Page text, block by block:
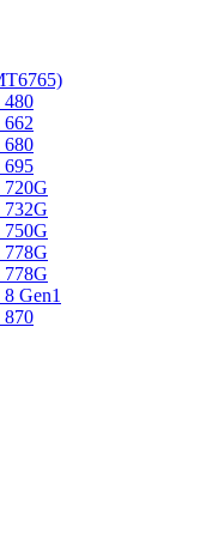
480
662
680
695
720G
732G
750G
778G
778G
Gen1
870